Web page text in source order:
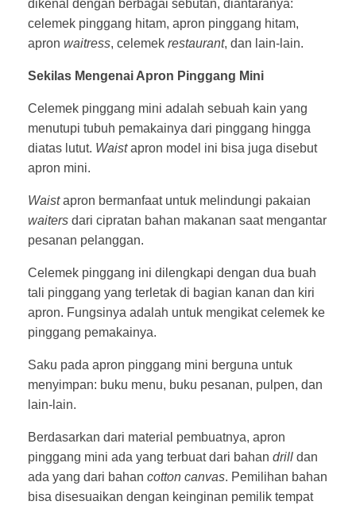
dikenal dengan berbagai sebutan, diantaranya:
celemek pinggang hitam, apron pinggang hitam,
apron waitress, celemek restaurant, dan lain-lain.
Sekilas Mengenai Apron Pinggang Mini
Celemek pinggang mini adalah sebuah kain yang
menutupi tubuh pemakainya dari pinggang hingga
diatas lutut. Waistapron model ini bisa juga disebut
apron mini.
Waistapron bermanfaat untuk melindungi pakaian
waiters dari cipratan bahan makanan saat mengantar
pesanan pelanggan.
Celemek pinggang ini dilengkapi dengan dua buah
tali pinggang yang terletak di bagian kanan dan kiri
apron. Fungsinya adalah untuk mengikat celemek ke
pinggang pemakainya.
Saku pada apron pinggang mini berguna untuk
menyimpan: buku menu, buku pesanan, pulpen, dan
lain-lain.
Berdasarkan dari material pembuatnya, apron
pinggang mini ada yang terbuat dari bahan drill dan
ada yang dari bahan cotton canvas. Pemilihan bahan
bisa disesuaikan dengan keinginan pemilik tempat